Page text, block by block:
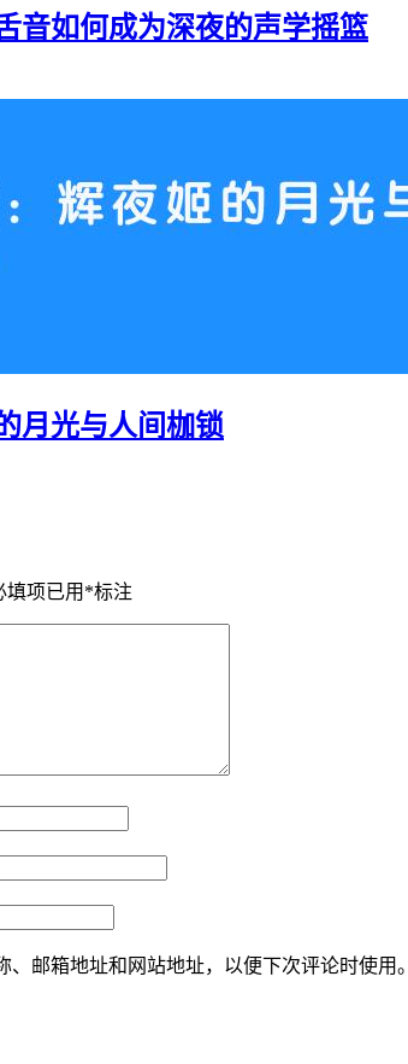
音如何成为深夜的声学摇篮
月光与人间枷锁
填项已用 *标注
邮箱地址和网站地址，以便下次评论时使用。